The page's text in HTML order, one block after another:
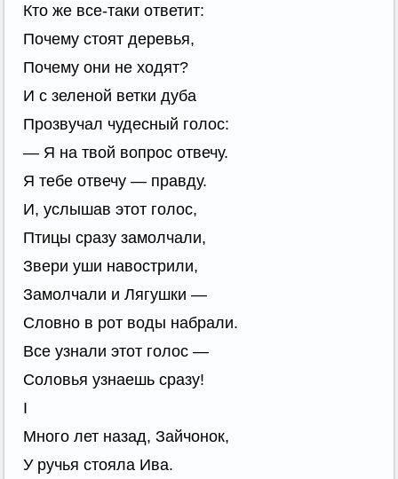
Кто же все-таки ответит:
Почему стоят деревья,
Почему они не ходят?
И с зеленой ветки дуба
Прозвучал чудесный голос:
— Я на твой вопрос отвечу.
Я тебе отвечу — правду.
И, услышав этот голос,
Птицы сразу замолчали,
Звери уши навострили,
Замолчали и Лягушки —
Словно в рот воды набрали.
Все узнали этот голос —
Соловья узнаешь сразу!
I
Много лет назад, Зайчонок,
У ручья стояла Ива.